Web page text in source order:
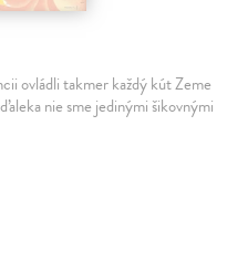
ovládli takmer každý kút Zeme
nie sme jedinými šikovnými